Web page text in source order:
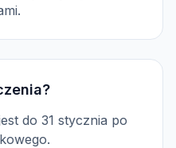
do 31 stycznia po